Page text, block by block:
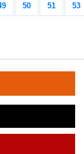
50 51 53